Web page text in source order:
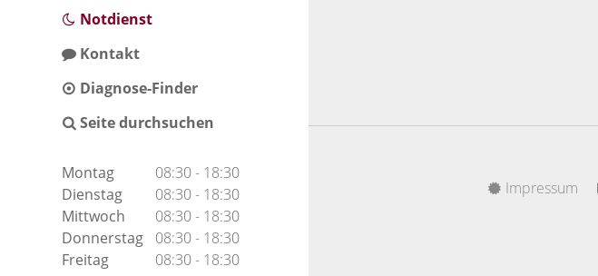
Notdienst
Kontakt
Diagnose-Finder
Seite durchsuchen
Montag
08:30 - 18:30
Dienstag
08:30 - 18:30
Mittwoch
08:30 - 18:30
Donnerstag
08:30 - 18:30
Freitag
08:30 - 18:30
Impressum